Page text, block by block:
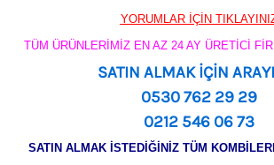
YORUMLAR İÇİN
TÜM ÜRÜNLERİMİZ EN AZ 24 AY ÜRETİCİ
SATIN ALMAK İÇİN
0530 762 29 29
0212 546 06 73
SATIN ALMAK İSTEDİĞİNİZ TÜM